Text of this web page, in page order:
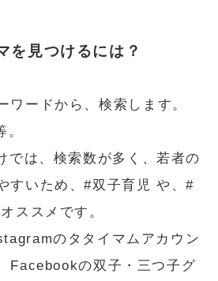
を見つけるには？
ワードから、検索します。
では、検索数が多く、若者の
すいため、#双子育児 や、#
ススメです。
のタタイマムアカウン
Facebookの双子・三つ子グ